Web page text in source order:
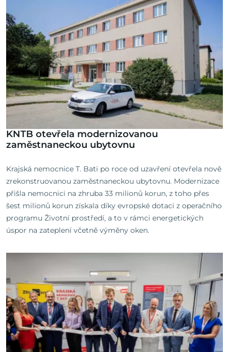
KNTB otevřela modernizovanou
zaměstnaneckou ubytovnu
Krajská nemocnice T. Bati po roce od uzavření otevřela nově
zrekonstruovanou zaměstnaneckou ubytovnu. Modernizace
přišla nemocnici na zhruba 33 milionů korun, z toho přes
šest milionů korun získala díky evropské dotaci z operačního
programu Životní prostředí, a to v rámci energetických
úspor na zateplení včetně výměny oken.